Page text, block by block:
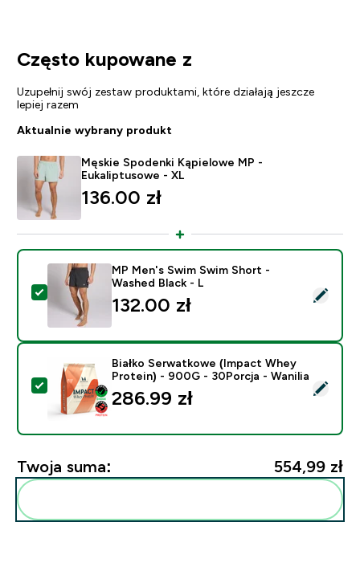
Często kupowane z
Uzupełnij swój zestaw produktami, które działają jeszcze
lepiej razem
Aktualnie wybrany produkt
Męskie Spodenki Kąpielowe MP -
Eukaliptusowe - XL
136.00 zł‎
Wybierz ten produkt - MP Men's Swim Swim Short -
MP Men's Swim Swim Short -
Washed Black - L
132.00 zł‎
Wybierz ten produkt - Białko Serwatkowe (Impact
Białko Serwatkowe (Impact Whey
Protein) - 900G - 30Porcja - Wanilia
286.99 zł‎
Twoja suma: 554,99 zł‎